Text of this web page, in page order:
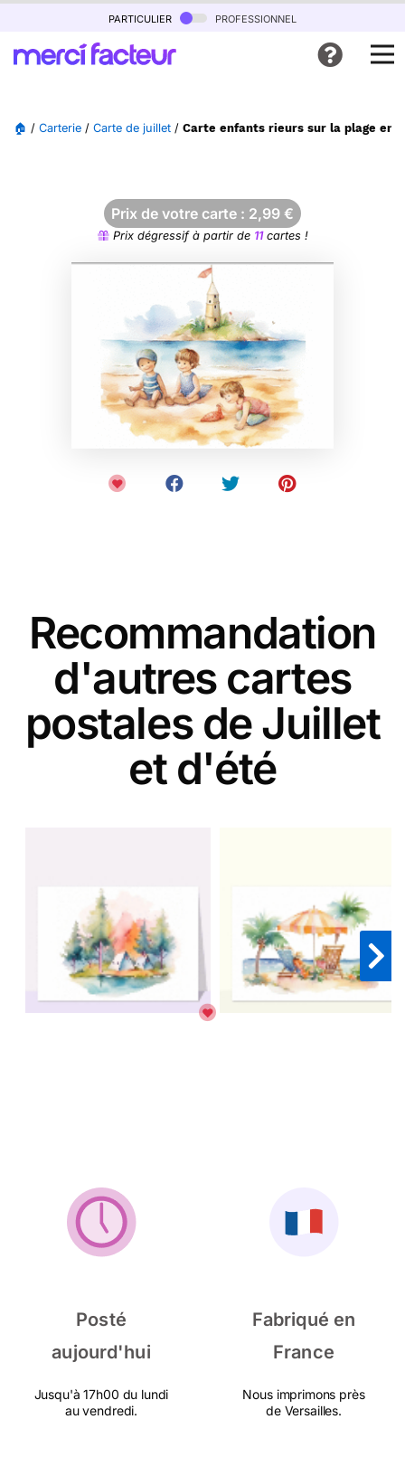
particulier professionnel
🏠 / Carterie / Carte de juillet / Carte enfants rieurs sur la plage en
Prix de votre carte : 2,99 €
Prix dégressif à partir de 11cartes !
Recommandation
d'autres cartes
postales de Juillet
et d'été
Posté
aujourd'hui
Jusqu'à 17h00 du lundi
au vendredi.
Fabriqué en
France
Nous imprimons près
de Versailles.